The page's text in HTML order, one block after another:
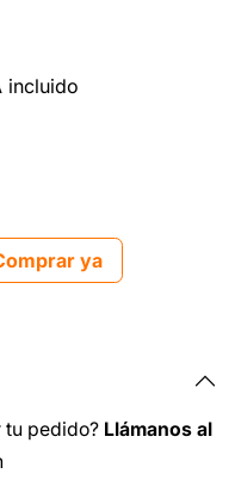
incluido
ya
tu pedido? Llámanos al